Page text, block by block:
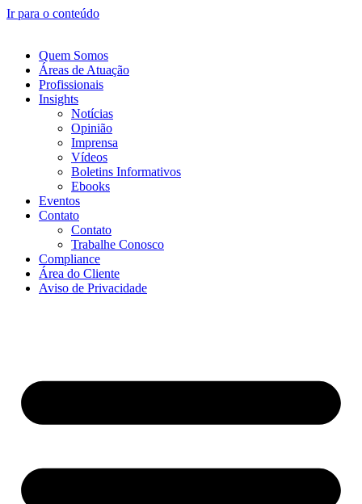
Ir para o conteúdo
Quem Somos
Áreas de Atuação
Profissionais
Insights
Notícias
Opinião
Imprensa
Vídeos
Boletins Informativos
Ebooks
Eventos
Contato
Contato
Trabalhe Conosco
Compliance
Área do Cliente
Aviso de Privacidade